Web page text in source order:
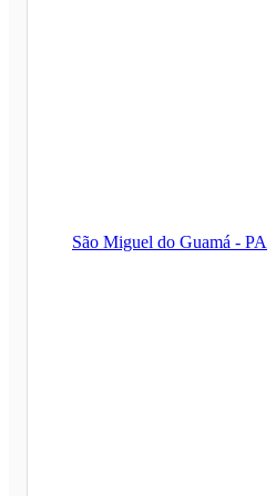
São Miguel do Guamá - PA